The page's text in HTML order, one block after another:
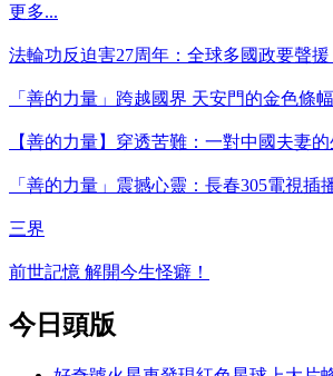
更多...
法輪功反迫害27周年：全球多國政要聲援
「善的力量」跨越國界 天安門的金色條幅
【善的力量】穿透苦難：一對中國夫妻
「善的力量」震撼心靈：長春305電視插
三界
前世記憶 解開今生怪癖！
今日頭版